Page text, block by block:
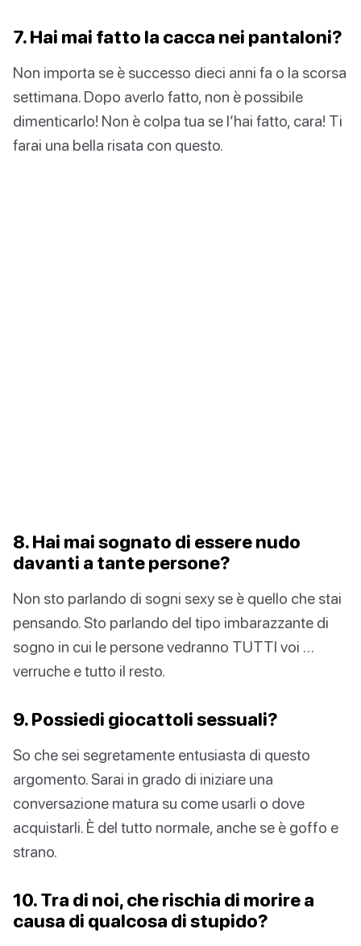
7. Hai mai fatto la cacca nei pantaloni?
Non importa se è successo dieci anni fa o la scorsa
settimana. Dopo averlo fatto, non è possibile
dimenticarlo! Non è colpa tua se l’hai fatto, cara! Ti
farai una bella risata con questo.
8. Hai mai sognato di essere nudo
davanti a tante persone?
Non sto parlando di sogni sexy se è quello che stai
pensando. Sto parlando del tipo imbarazzante di
sogno in cui le persone vedranno TUTTI voi …
verruche e tutto il resto.
9. Possiedi giocattoli sessuali?
So che sei segretamente entusiasta di questo
argomento. Sarai in grado di iniziare una
conversazione matura su come usarli o dove
acquistarli. È del tutto normale, anche se è goffo e
strano.
10. Tra di noi, che rischia di morire a
causa di qualcosa di stupido?